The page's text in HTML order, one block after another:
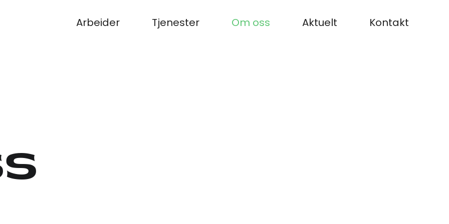
Arbeider Tjenester Om oss Aktuelt Kontakt